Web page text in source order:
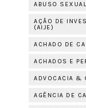
ABUSO
AÇÃO DE
(AIJE)
ACHADO DE
ACHADOS E
ADVOCACIA &
AGÊNCIA DE